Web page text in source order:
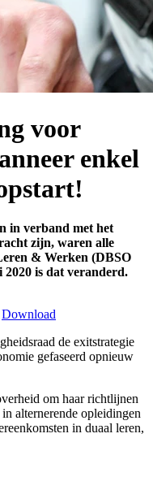
voor
enkel
in verband met het
zijn, waren alle
& Werken (DBSO
2020 is dat veranderd.
Download
de exitstrategie
gefaseerd opnieuw
om haar richtlijnen
alternerende opleidingen
in duaal leren,